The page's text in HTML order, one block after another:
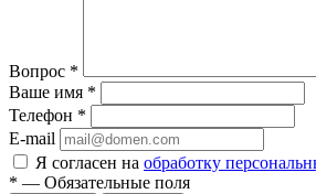
Вопрос *
Ваше имя *
Телефон *
E-mail
Я согласен на обработку
* — Обязательные поля